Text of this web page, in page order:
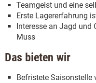
Teamgeist und eine
Erste Lagererfahrung
Interesse an Jagd und
Muss
Das bieten wir
Befristete Saisonstelle